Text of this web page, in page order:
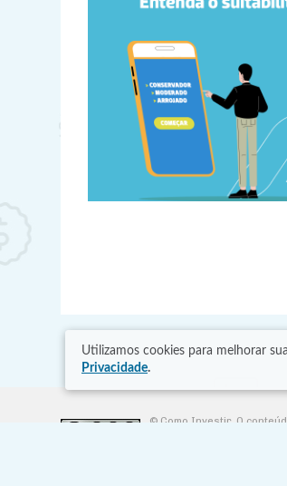
Utilizamos cookies para melhorar
Privacidade.
© Como Investir. O